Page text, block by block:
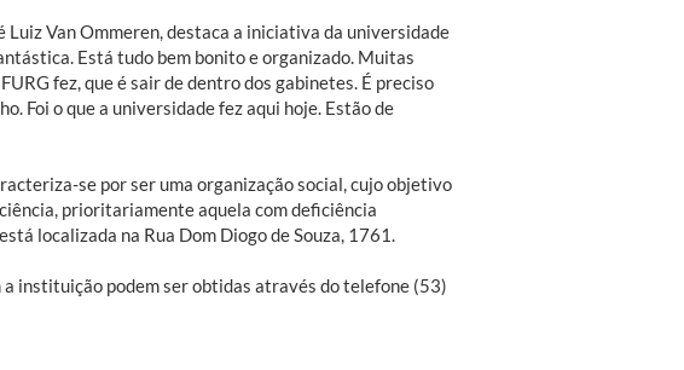
Luiz Van Ommeren, destaca a iniciativa da universidade
Está tudo bem bonito e organizado. Muitas
fez, que é sair de dentro dos gabinetes. É preciso
Foi o que a universidade fez aqui hoje. Estão de
se por ser uma organização social, cujo objetivo
prioritariamente aquela com deficiência
localizada na Rua Dom Diogo de Souza, 1761.
instituição podem ser obtidas através do telefone (53)